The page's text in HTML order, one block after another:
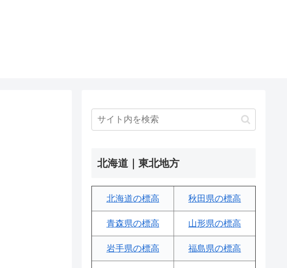
北海道｜東北地方
北海道の標高 秋田県の標高
青森県の標高 山形県の標高
岩手県の標高 福島県の標高